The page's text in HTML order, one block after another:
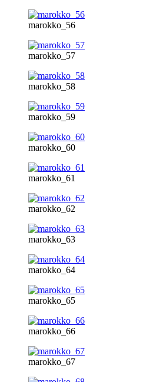
marokko_56
marokko_57
marokko_58
marokko_59
marokko_60
marokko_61
marokko_62
marokko_63
marokko_64
marokko_65
marokko_66
marokko_67